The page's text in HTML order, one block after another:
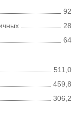
92
28
64
511,0
459,8
306,2